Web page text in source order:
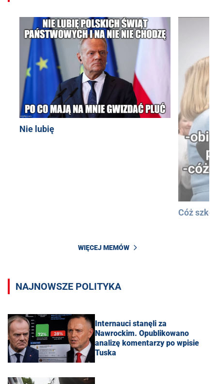
Nie lubię
Cóż
WIĘCEJ MEMÓW
NAJNOWSZE POLITYKA
Internauci stanęli za
Nawrockim. Opublikowano
analizę komentarzy po wpisie
Tuska